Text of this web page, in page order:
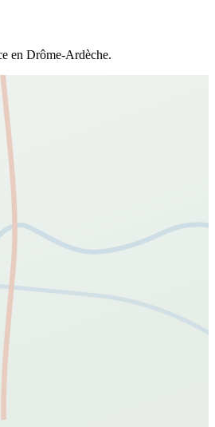
en Drôme-Ardèche.